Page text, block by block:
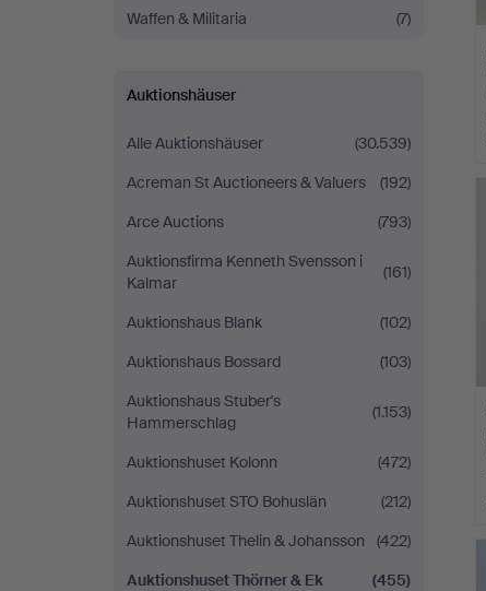
Waffen & Militaria
(7)
Auktionshäuser
Alle Auktionshäuser
(30.539)
Acreman St Auctioneers & Valuers
(192)
Arce Auctions
(793)
Auktionsfirma Kenneth Svensson i
Kalmar
(161)
Auktionshaus Blank
(102)
Auktionshaus Bossard
(103)
Auktionshaus Stuber's
Hammerschlag
(1.153)
Auktionshuset Kolonn
(472)
Auktionshuset STO Bohuslän
(212)
Auktionshuset Thelin & Johansson
(422)
Auktionshuset Thörner & Ek
(455)